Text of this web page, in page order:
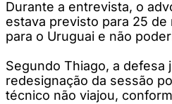
Durante a entrevista, o
estava previsto para 25
para o Uruguai e não
Segundo Thiago, a
redesignação da sessão
técnico não viajou,